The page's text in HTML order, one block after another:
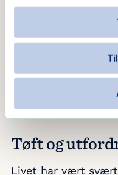
Det ble et svært
opp begrunnelsen for
Tøft og
Livet har vært